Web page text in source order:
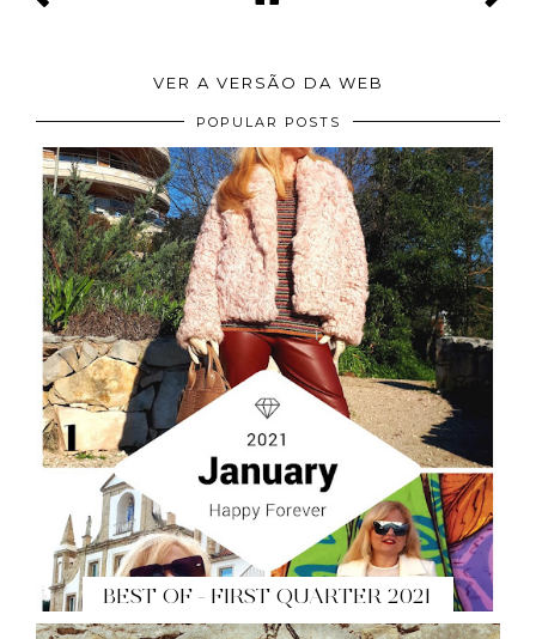
VER A VERSÃO DA WEB
POPULAR POSTS
BEST OF - FIRST QUARTER 2021